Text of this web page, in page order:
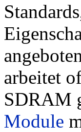
arbeitet
SDRAM
Module